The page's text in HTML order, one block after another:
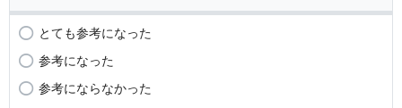
とても参考になった
参考になった
参考にならなかった